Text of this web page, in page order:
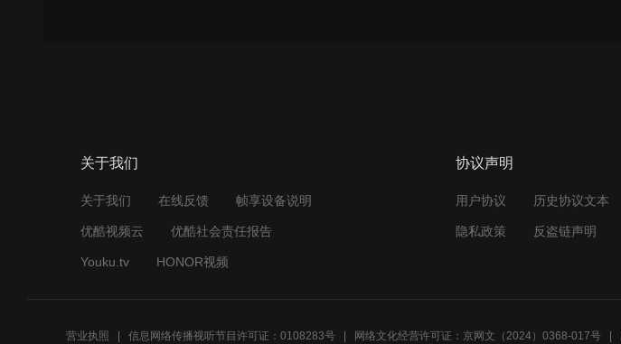
关于我们
关于我们 在线反馈 帧享设备说明
优酷视频云 优酷社会责任报告
Youku.tv HONOR视频
协议声明
用户协议 历史协议文本
隐私政策 反盗链声明
营业执照 信息网络传播视听节目许可证：0108283号 网络文化经营许可证：京网文（2024）0368-017号